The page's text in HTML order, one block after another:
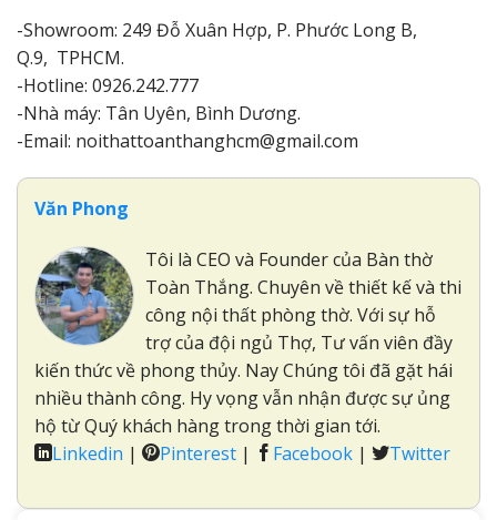
-Showroom: 249 Đỗ Xuân Hợp, P. Phước Long B,
Q.9, TPHCM.
-Hotline: 0926.242.777
-Nhà máy: Tân Uyên, Bình Dương.
-Email: noithattoanthanghcm@gmail.com
Văn Phong
Tôi là CEO và Founder của Bàn thờ
Toàn Thắng. Chuyên về thiết kế và thi
công nội thất phòng thờ. Với sự hỗ
trợ của đội ngủ Thợ, Tư vấn viên đầy
kiến thức về phong thủy. Nay Chúng tôi đã gặt hái
nhiều thành công. Hy vọng vẫn nhận được sự ủng
hộ từ Quý khách hàng trong thời gian tới.
Linkedin | Pinterest | Facebook | Twitter